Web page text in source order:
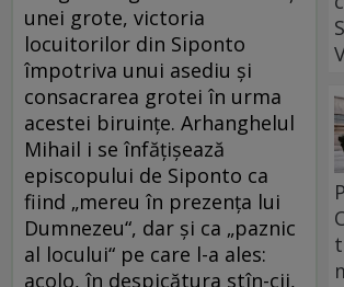
unei grote, victoria
locuitorilor din Siponto
împotriva unui asediu și
consacrarea grotei în urma
acestei biruințe. Arhanghelul
Mihail i se înfățișează
episcopului de Siponto ca
fiind „mereu în prezența lui
Dumnezeu“, dar și ca „paznic
al locului“ pe care l-a ales:
acolo, în despicătura stîn-cii,